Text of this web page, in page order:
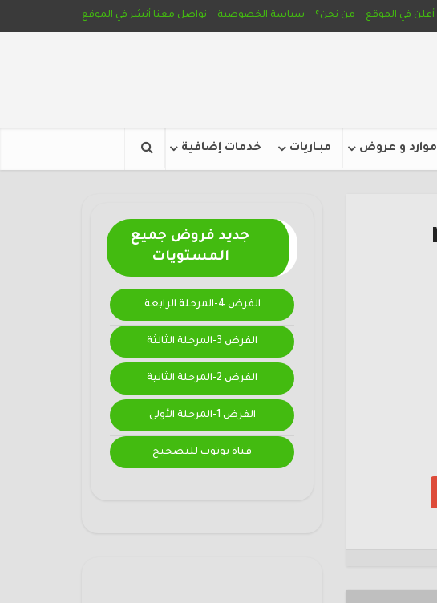
أعلن في الموقع من نحن؟ سياسة الخصوصية تواصل معنا أنشر في الموقع
موارد و عروض مبـاريات خدمات إضافية
جديد فروض جميع
المستويات
الفرض 4-المرحلة الرابعة
الفرض 3-المرحلة الثالثة
الفرض 2-المرحلة الثانية
الفرض 1-المرحلة الأولى
قناة يوتوب للتصحيح